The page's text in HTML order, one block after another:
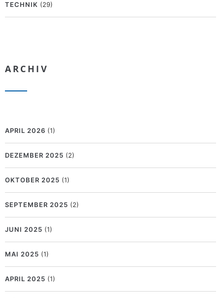
TECHNIK (29)
ARCHIV
APRIL 2026 (1)
DEZEMBER 2025 (2)
OKTOBER 2025 (1)
SEPTEMBER 2025 (2)
JUNI 2025 (1)
MAI 2025 (1)
APRIL 2025 (1)